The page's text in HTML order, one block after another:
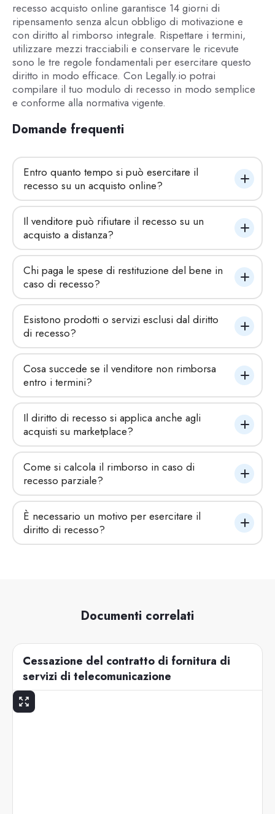
recesso acquisto online garantisce 14 giorni di
ripensamento senza alcun obbligo di motivazione e
con diritto al rimborso integrale. Rispettare i termini,
utilizzare mezzi tracciabili e conservare le ricevute
sono le tre regole fondamentali per esercitare questo
diritto in modo efficace. Con Legally.io potrai
compilare il tuo modulo di recesso in modo semplice
e conforme alla normativa vigente.
Domande frequenti
Entro quanto tempo si può esercitare il
recesso su un acquisto online?
Il venditore può rifiutare il recesso su un
acquisto a distanza?
Chi paga le spese di restituzione del bene in
caso di recesso?
Esistono prodotti o servizi esclusi dal diritto
di recesso?
Cosa succede se il venditore non rimborsa
entro i termini?
Il diritto di recesso si applica anche agli
acquisti su marketplace?
Come si calcola il rimborso in caso di
recesso parziale?
È necessario un motivo per esercitare il
diritto di recesso?
Documenti correlati
Cessazione del contratto di fornitura di
servizi di telecomunicazione